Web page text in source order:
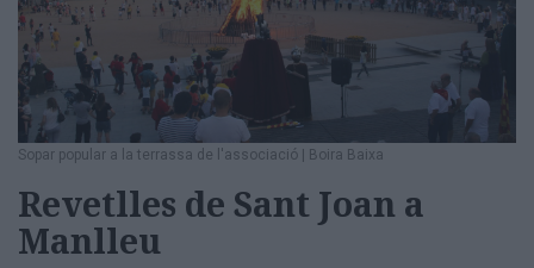
Sopar popular a la terrassa de l'associació Boira Baixa
Revetlles de Sant Joan a
Manlleu